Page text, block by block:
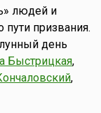
людей и
пути призвания.
день
Быстрицкая,
,